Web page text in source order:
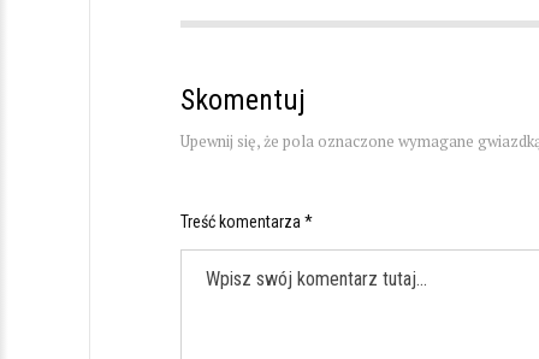
Skomentuj
Upewnij się, że pola oznaczone wymagane
Treść komentarza *